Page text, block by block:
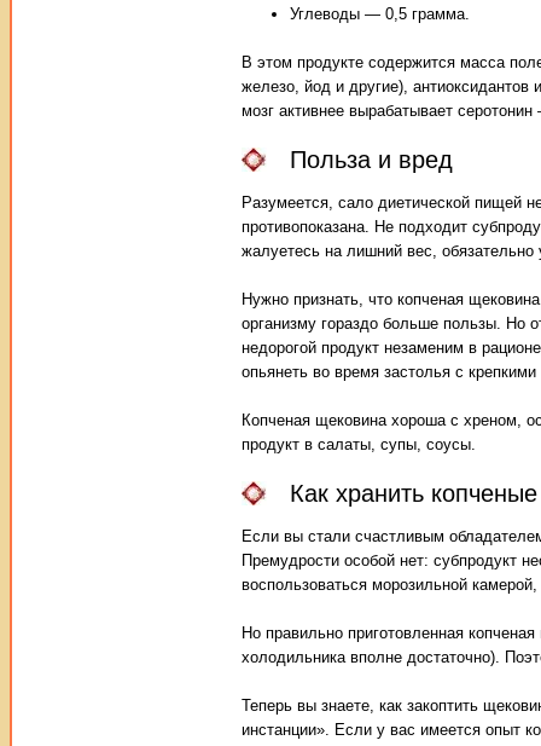
Углеводы — 0,5 грамма.
В этом продукте содержится масса
железо, йод и другие),
мозг активнее вырабатывает
Польза и вред
Разумеется, сало диетической
противопоказана. Не подходит
жалуетесь на лишний вес, обязательно
Нужно признать, что копченая
организму гораздо больше пользы. Но
недорогой продукт незаменим в
опьянеть во время застолья с
Копченая щековина хороша с хреном,
продукт в салаты, супы, соусы.
Как хранить
Если вы стали счастливым
Премудрости особой нет: субпродукт
воспользоваться морозильной
Но правильно приготовленная
холодильника вполне достаточно).
Теперь вы знаете, как закоптить
инстанции». Если у вас имеется опыт